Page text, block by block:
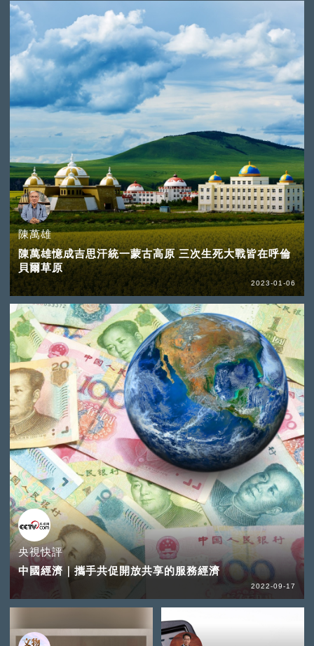
陳萬雄
陳萬雄憶成吉思汗統一蒙古高原 三次生死大戰皆在呼倫
貝爾草原
2023-01-06
央視快評
中國經濟｜攜手共促開放共享的服務經濟
2022-09-17